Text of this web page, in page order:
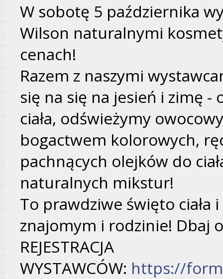
W sobotę 5 października
Wilson naturalnymi
cenach!
Razem z naszymi
się na się na jesień i zimę
ciała, odświeżymy
bogactwem kolorowych,
pachnących olejków do
naturalnych mikstur!
To prawdziwe święto ciała
znajomym i rodzinie! Dbaj
REJESTRACJA
WYSTAWCÓW: https://